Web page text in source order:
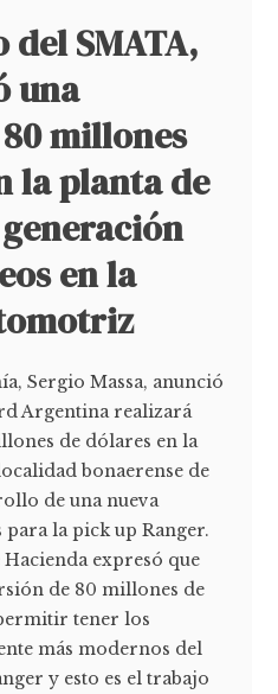
SMATA,
una
millones
la planta de
en la
Sergio Massa, anunció
Argentina realizará
de dólares en la
bonaerense de
de una nueva
la pick up Ranger.
expresó que
de 80 millones de
tener los
más modernos del
y esto es el trabajo